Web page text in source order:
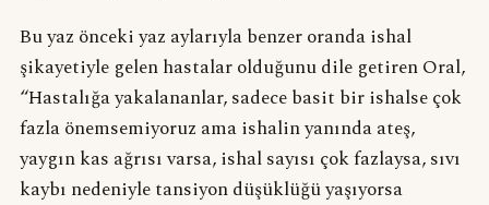
Bu yaz önceki yaz aylarıyla benzer oranda ishal
şikayetiyle gelen hastalar olduğunu dile getiren Oral,
“Hastalığa yakalananlar, sadece basit bir ishalse çok
fazla önemsemiyoruz ama ishalin yanında ateş,
yaygın kas ağrısı varsa, ishal sayısı çok fazlaysa, sıvı
kaybı nedeniyle tansiyon düşüklüğü yaşıyorsa